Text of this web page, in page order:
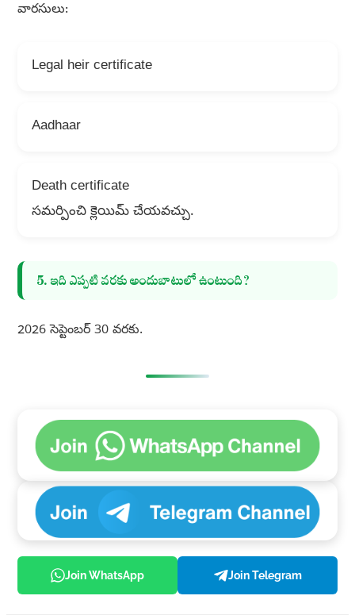
వారసులు:
Legal heir certificate
Aadhaar
Death certificate
సమర్పించి క్లెయిమ్ చేయవచ్చు.
5. ఇది ఎప్పటి వరకు అందుబాటులో ఉంటుంది?
2026 సెప్టెంబర్ 30 వరకు.
Join WhatsApp Join Telegram